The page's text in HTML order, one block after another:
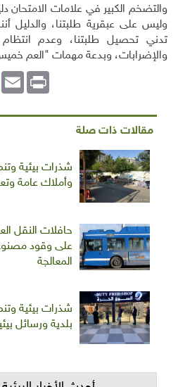
والتضخم الكبير في علامات الامتحان
وليس على عبقرية طلبتنا، والدليل
تدني تحصيل طلبتنا، وعدم
والإضرابات، وبدعة مهمات "العم
Print
مقالات ذات صلة
شذرات بيئية
وأملاك عامة
حافلات النقل
على وقود مصنوع
المعالجة
شذرات بيئية
بلدية ورسائل